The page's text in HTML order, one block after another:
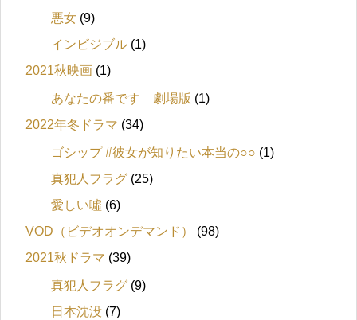
悪女 (9)
インビジブル (1)
2021秋映画 (1)
あなたの番です 劇場版 (1)
2022年冬ドラマ (34)
ゴシップ #彼女が知りたい本当の○○ (1)
真犯人フラグ (25)
愛しい噓 (6)
VOD（ビデオオンデマンド）
(98)
2021秋ドラマ (39)
真犯人フラグ (9)
日本沈没 (7)